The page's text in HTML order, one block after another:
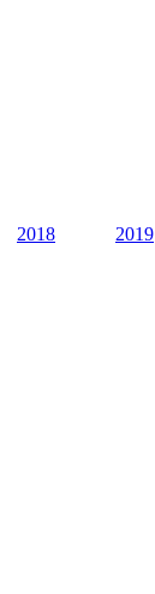
2018 2019